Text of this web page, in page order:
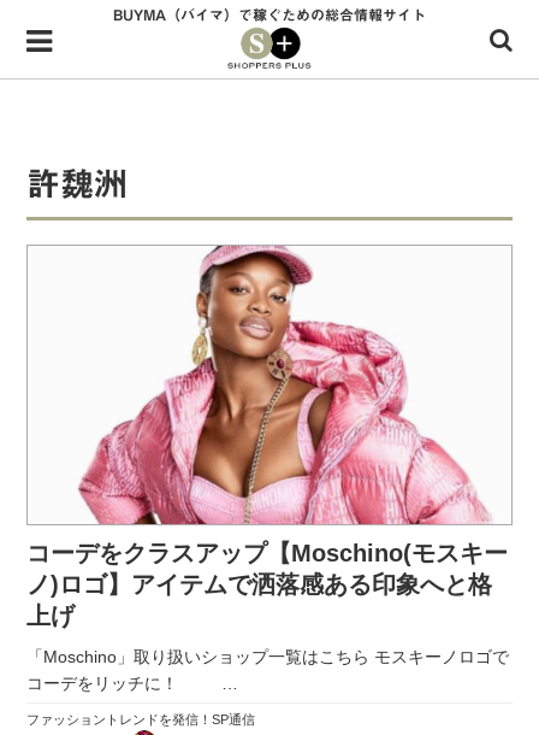
Menu
HOME
34歳独身OLバイマ実践記
ファッショントレンドを発信！SP通信
BUYMAで人気のブランド
BUYMAの売れ筋商品
バイマの疑問に現役パーソナルショッパーが答えてみた
バイマ活動の疑問に売れっ子現役バイヤーが答えてみた
実録！海外ショップで買ってみた！
海外SHOP LIST
パーソナルショッパー指南書
BUYMA（バイマ）で稼ぐための総合情報サイト
許魏洲
コーデをクラスアップ【Moschino(モスキー
ノ)ロゴ】アイテムで洒落感ある印象へと格
上げ
「Moschino」取り扱いショップ一覧はこちら モスキーノロゴで
コーデをリッチに！ …
ファッショントレンドを発信！SP通信